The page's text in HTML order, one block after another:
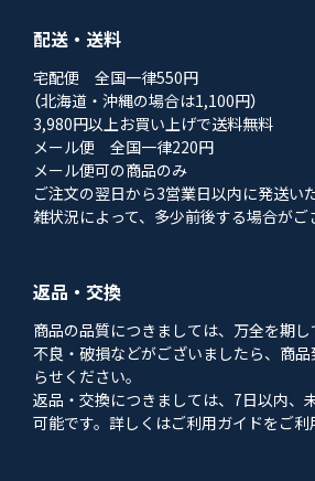
配送・送料
宅配便 全国一律550円
（北海道・沖縄の場合は1,100円）
3,980円以上お買い上げで送料無料
メール便 全国一律220円
メール便可の商品のみ
ご注文の翌日から3営業日以内に発送い
雑状況によって、多少前後する場合がご
返品・交換
商品の品質につきましては、万全を期
不良・破損などがございましたら、商
らせください。
返品・交換につきましては、7日以内、
可能です。詳しくはご利用ガイドをご利